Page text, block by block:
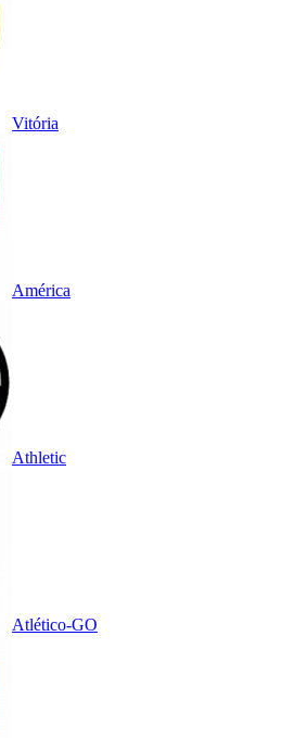
Vitória
América
Athletic
Atlético-GO